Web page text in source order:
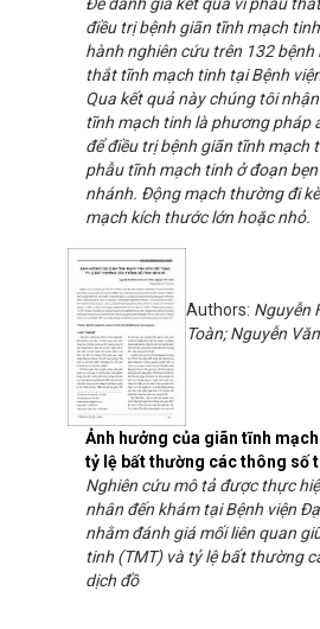
điều trị bệnh giãn tĩnh mạch
hành nghiên cứu trên 132
thắt tĩnh mạch tinh tại Bệnh
Qua kết quả này chúng tôi
tĩnh mạch tinh là phương pháp
để điều trị bệnh giãn tĩnh mạch
phẫu tĩnh mạch tinh ở đoạn
nhánh. Động mạch thường đi
mạch kích thước lớn hoặc nhỏ.
Ảnh hưởng của giãn tĩnh
tỷ lệ bất thường các thông số
Authors: Nguyễn
Toàn; Nguyễn
Nghiên cứu mô tả được thực
nhân đến khám tại Bệnh viện
nhằm đánh giá mối liên quan
tinh (TMT) và tỷ lệ bất thường
dịch đồ